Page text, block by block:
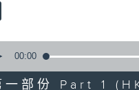
00:00
一部份 Part 1